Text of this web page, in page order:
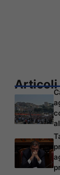
Articoli